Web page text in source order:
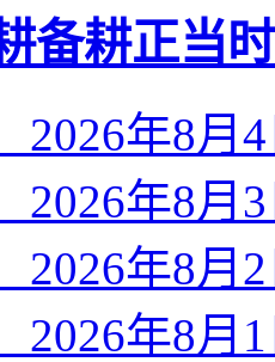
备耕正当
2026年8月
2026年8月
2026年8月
2026年8月